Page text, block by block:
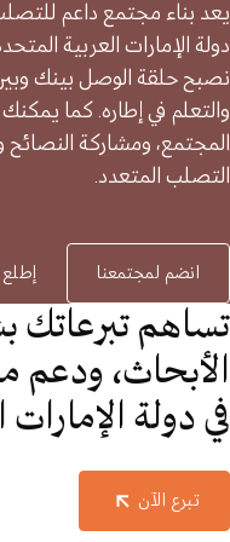
يعد بناء مجتمع داعم
دولة الإمارات العربية
نصبح حلقة الوصل بينك
والتعلم في إطاره. كما
المجتمع، ومشاركة
التصلب المتعدد.
انضم لمجتمعنا إطلع
تساهم تبرعاتك
الأبحاث، ودعم
في دولة الإمارات
تبرع الآن